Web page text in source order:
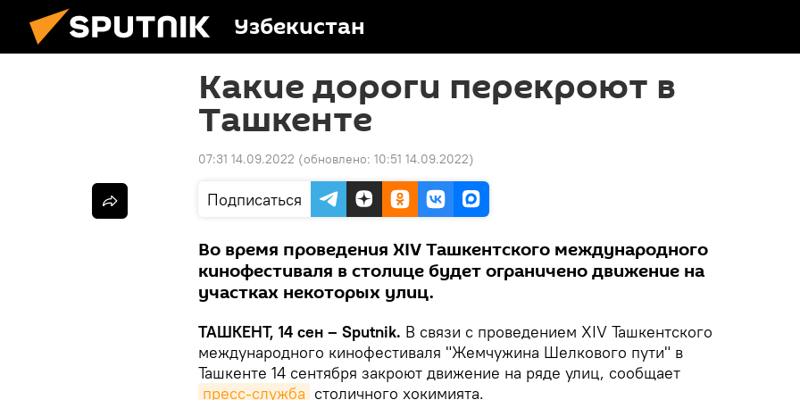
Узбекистан
Какие дороги перекроют в
Ташкенте
07:31 14.09.2022 (обновлено: 10:51 14.09.2022)
Подписаться
Во время проведения XIV Ташкентского международного
кинофестиваля в столице будет ограничено движение на
участках некоторых улиц.
ТАШКЕНТ, 14 сен – Sputnik. В связи с проведением XIV Ташкентского
международного кинофестиваля "Жемчужина Шелкового пути" в
Ташкенте 14 сентября закроют движение на ряде улиц, сообщает
пресс-служба столичного хокимията.